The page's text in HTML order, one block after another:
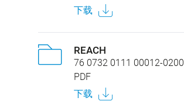
下载
REACH
76 0732 0111 00012-0200
PDF
下载